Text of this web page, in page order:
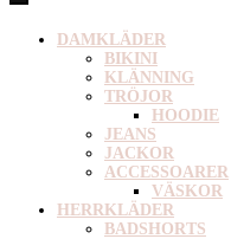
DAMKLÄDER
BIKINI
KLÄNNING
TRÖJOR
HOODIE
JEANS
JACKOR
ACCESSOARER
VÄSKOR
HERRKLÄDER
BADSHORTS